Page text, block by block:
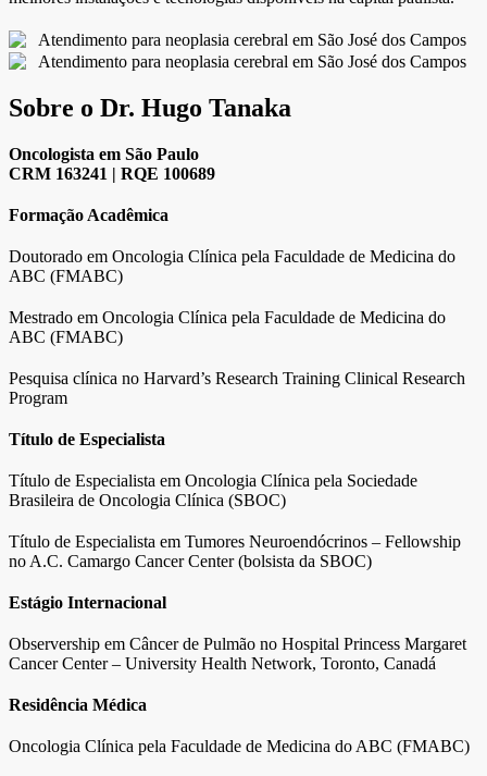
Sobre o Dr. Hugo Tanaka
Oncologista em São Paulo
CRM 163241 | RQE 100689
Formação Acadêmica
Doutorado em Oncologia Clínica pela Faculdade de Medicina do
ABC (FMABC)
Mestrado em Oncologia Clínica pela Faculdade de Medicina do
ABC (FMABC)
Pesquisa clínica no Harvard’s Research Training Clinical Research
Program
Título de Especialista
Título de Especialista em Oncologia Clínica pela Sociedade
Brasileira de Oncologia Clínica (SBOC)
Título de Especialista em Tumores Neuroendócrinos – Fellowship
no A.C. Camargo Cancer Center (bolsista da SBOC)
Estágio Internacional
Observership em Câncer de Pulmão no Hospital Princess Margaret
Cancer Center – University Health Network, Toronto, Canadá
Residência Médica
Oncologia Clínica pela Faculdade de Medicina do ABC (FMABC)